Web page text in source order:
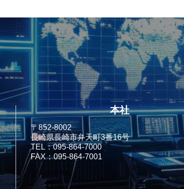
本社
〒852-8002
長崎県長崎市弁天町3番16号
TEL：095-864-7000
FAX：095-864-7001